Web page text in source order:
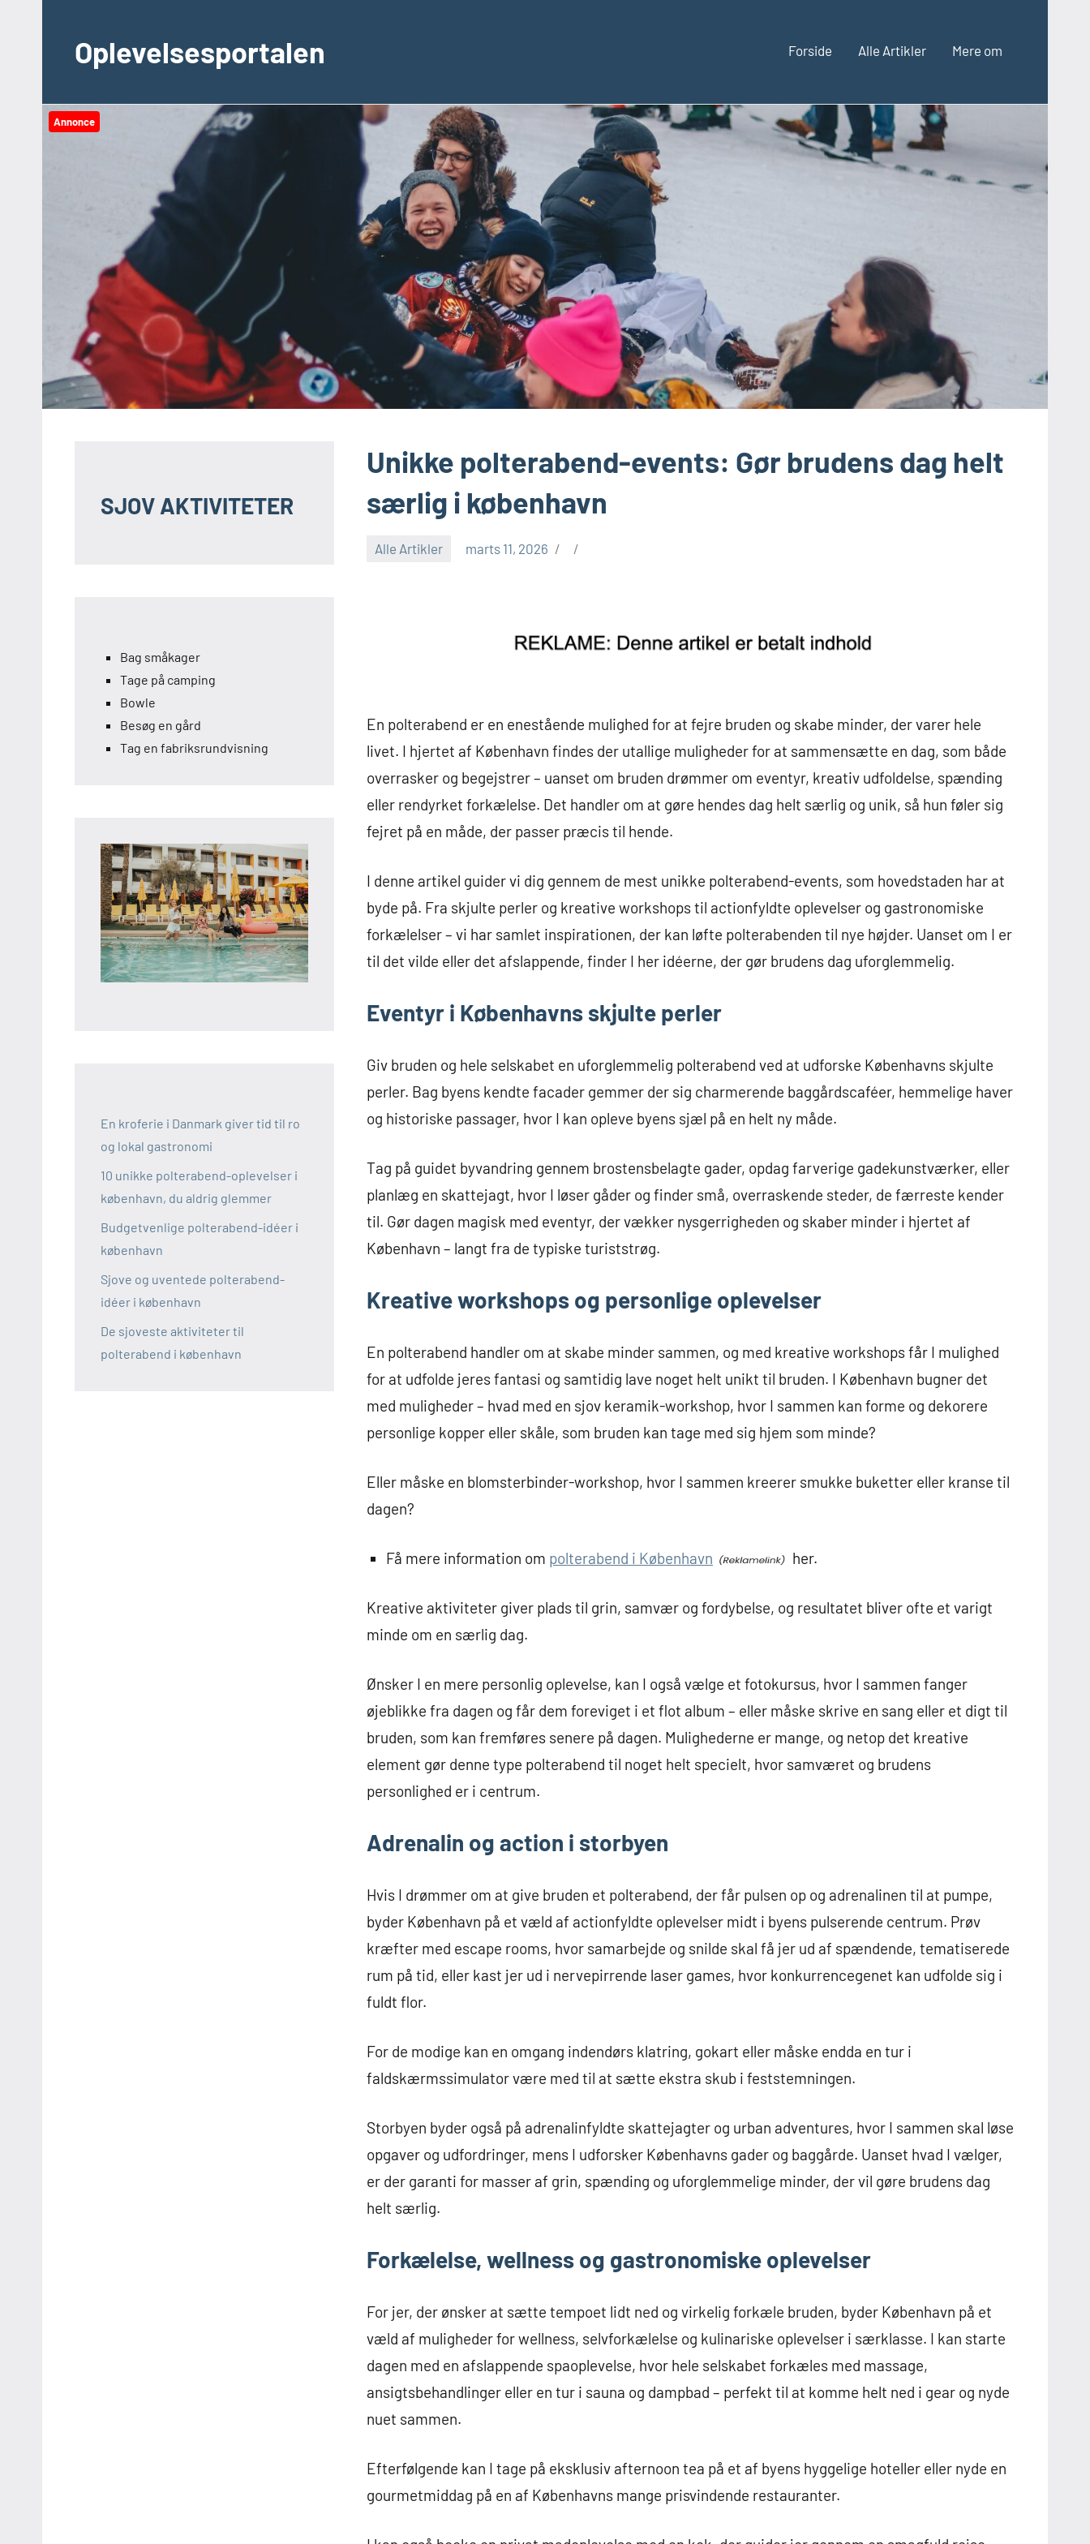
indholdOplevelsesportalen Forside Alle Artikler Mere om
Annonce
Unikke polterabend-events: Gør brudens dag helt
særlig i københavn
Alle Artikler marts 11, 2026
En polterabend er en enestående mulighed for at fejre bruden og skabe minder, der varer hele
livet. I hjertet af København findes der utallige muligheder for at sammensætte en dag, som både
overrasker og begejstrer – uanset om bruden drømmer om eventyr, kreativ udfoldelse, spænding
eller rendyrket forkælelse. Det handler om at gøre hendes dag helt særlig og unik, så hun føler sig
fejret på en måde, der passer præcis til hende.
I denne artikel guider vi dig gennem de mest unikke polterabend-events, som hovedstaden har at
byde på. Fra skjulte perler og kreative workshops til actionfyldte oplevelser og gastronomiske
forkælelser – vi har samlet inspirationen, der kan løfte polterabenden til nye højder. Uanset om I er
til det vilde eller det afslappende, finder I her idéerne, der gør brudens dag uforglemmelig.
Eventyr i Københavns skjulte perler
Giv bruden og hele selskabet en uforglemmelig polterabend ved at udforske Københavns skjulte
perler. Bag byens kendte facader gemmer der sig charmerende baggårdscaféer, hemmelige haver
og historiske passager, hvor I kan opleve byens sjæl på en helt ny måde.
Tag på guidet byvandring gennem brostensbelagte gader, opdag farverige gadekunstværker, eller
planlæg en skattejagt, hvor I løser gåder og finder små, overraskende steder, de færreste kender
til. Gør dagen magisk med eventyr, der vækker nysgerrigheden og skaber minder i hjertet af
København – langt fra de typiske turiststrøg.
Kreative workshops og personlige oplevelser
En polterabend handler om at skabe minder sammen, og med kreative workshops får I mulighed
for at udfolde jeres fantasi og samtidig lave noget helt unikt til bruden. I København bugner det
med muligheder – hvad med en sjov keramik-workshop, hvor I sammen kan forme og dekorere
personlige kopper eller skåle, som bruden kan tage med sig hjem som minde?
Eller måske en blomsterbinder-workshop, hvor I sammen kreerer smukke buketter eller kranse til
dagen?
Få mere information om polterabend i København her.
Kreative aktiviteter giver plads til grin, samvær og fordybelse, og resultatet bliver ofte et varigt
minde om en særlig dag.
Ønsker I en mere personlig oplevelse, kan I også vælge et fotokursus, hvor I sammen fanger
øjeblikke fra dagen og får dem foreviget i et flot album – eller måske skrive en sang eller et digt til
bruden, som kan fremføres senere på dagen. Mulighederne er mange, og netop det kreative
element gør denne type polterabend til noget helt specielt, hvor samværet og brudens
personlighed er i centrum.
Adrenalin og action i storbyen
Hvis I drømmer om at give bruden et polterabend, der får pulsen op og adrenalinen til at pumpe,
byder København på et væld af actionfyldte oplevelser midt i byens pulserende centrum. Prøv
kræfter med escape rooms, hvor samarbejde og snilde skal få jer ud af spændende, tematiserede
rum på tid, eller kast jer ud i nervepirrende laser games, hvor konkurrencegenet kan udfolde sig i
fuldt flor.
For de modige kan en omgang indendørs klatring, gokart eller måske endda en tur i
faldskærmssimulator være med til at sætte ekstra skub i feststemningen.
Storbyen byder også på adrenalinfyldte skattejagter og urban adventures, hvor I sammen skal løse
opgaver og udfordringer, mens I udforsker Københavns gader og baggårde. Uanset hvad I vælger,
er der garanti for masser af grin, spænding og uforglemmelige minder, der vil gøre brudens dag
helt særlig.
Forkælelse, wellness og gastronomiske oplevelser
For jer, der ønsker at sætte tempoet lidt ned og virkelig forkæle bruden, byder København på et
væld af muligheder for wellness, selvforkælelse og kulinariske oplevelser i særklasse. I kan starte
dagen med en afslappende spaoplevelse, hvor hele selskabet forkæles med massage,
ansigtsbehandlinger eller en tur i sauna og dampbad – perfekt til at komme helt ned i gear og nyde
nuet sammen.
Efterfølgende kan I tage på eksklusiv afternoon tea på et af byens hyggelige hoteller eller nyde en
gourmetmiddag på en af Københavns mange prisvindende restauranter.
SJOV AKTIVITETER
Bag småkager
Tage på camping
Bowle
Besøg en gård
Tag en fabriksrundvisning
En kroferie i Danmark giver tid til ro
og lokal gastronomi
10 unikke polterabend-oplevelser i
københavn, du aldrig glemmer
Budgetvenlige polterabend-idéer i
københavn
Sjove og uventede polterabend-
idéer i københavn
De sjoveste aktiviteter til
polterabend i københavn